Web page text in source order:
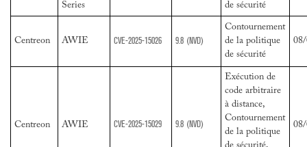
Series
de sécurité
Centreon AWIE CVE-2025-15026 9.8 (NVD)
Contournement
de la politique
de sécurité
Centreon AWIE CVE-2025-15029 9.8 (NVD)
Exécution de
code arbitraire
à distance,
Contournement
de la politique